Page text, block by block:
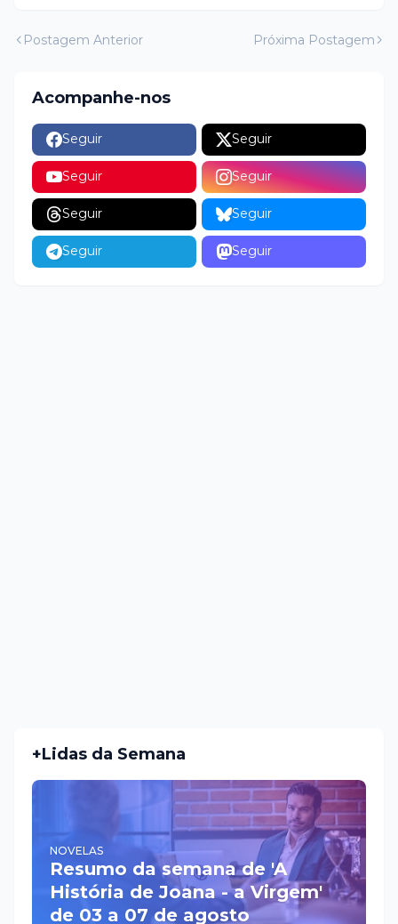
Postagem Anterior Próxima Postagem
Acompanhe-nos
Seguir Seguir
Seguir Seguir
Seguir Seguir
Seguir Seguir
+Lidas da Semana
NOVELAS
Resumo da semana de 'A
História de Joana - a Virgem'
de 03 a 07 de agosto